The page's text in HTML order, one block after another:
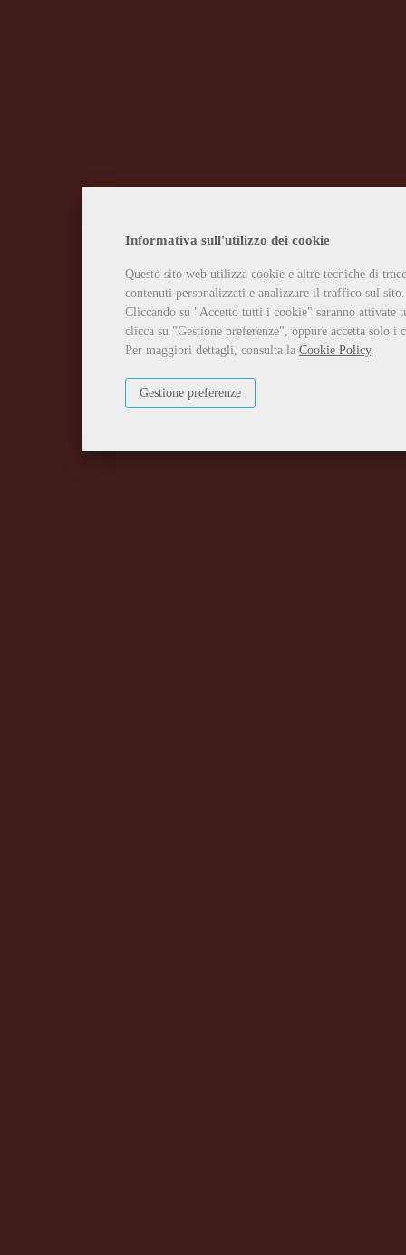
Informativa sull'utilizzo dei cookie
Questo sito web utilizza cookie e altre tecniche di
contenuti personalizzati e analizzare il traffico sul sito.
Cliccando su "Accetto tutti i cookie" saranno attivate
clicca su "Gestione preferenze", oppure accetta solo
Per maggiori dettagli, consulta la Cookie Policy.
Gestione preferenze